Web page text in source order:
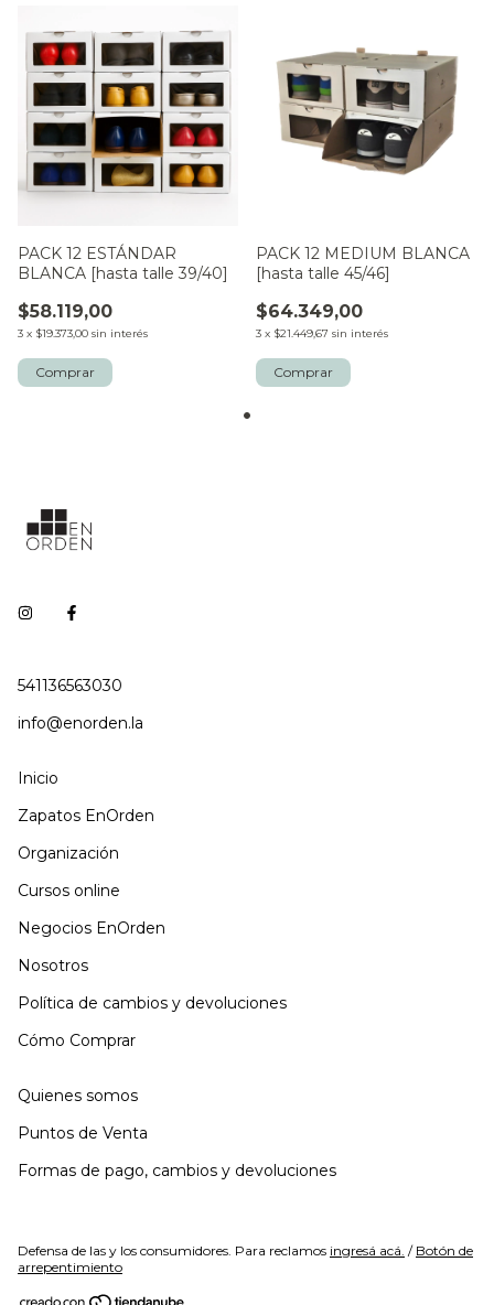
PACK 12 ESTÁNDAR
BLANCA [hasta talle 39/40]
$58.119,00
3 x $19.373,00 sin interés
PACK 12 MEDIUM BLANCA
[hasta talle 45/46]
$64.349,00
3 x $21.449,67 sin interés
541136563030
info@enorden.la
Inicio
Zapatos EnOrden
Organización
Cursos online
Negocios EnOrden
Nosotros
Política de cambios y devoluciones
Cómo Comprar
Quienes somos
Puntos de Venta
Formas de pago, cambios y devoluciones
Defensa de las y los consumidores. Para reclamos ingresá acá. / Botón de
arrepentimiento